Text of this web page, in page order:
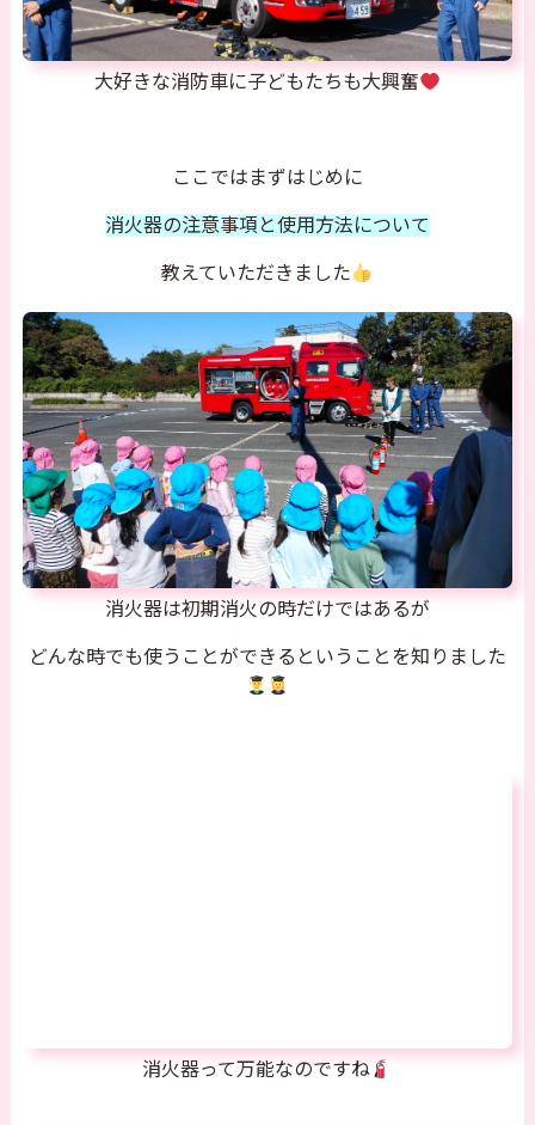
大好きな消防車に子どもたちも大興奮
ここではまずはじめに
消火器の注意事項と使用方法について
教えていただきました
消火器は初期消火の時だけではあるが
どんな時でも使うことができるということを知りました
消火器って万能なのですね